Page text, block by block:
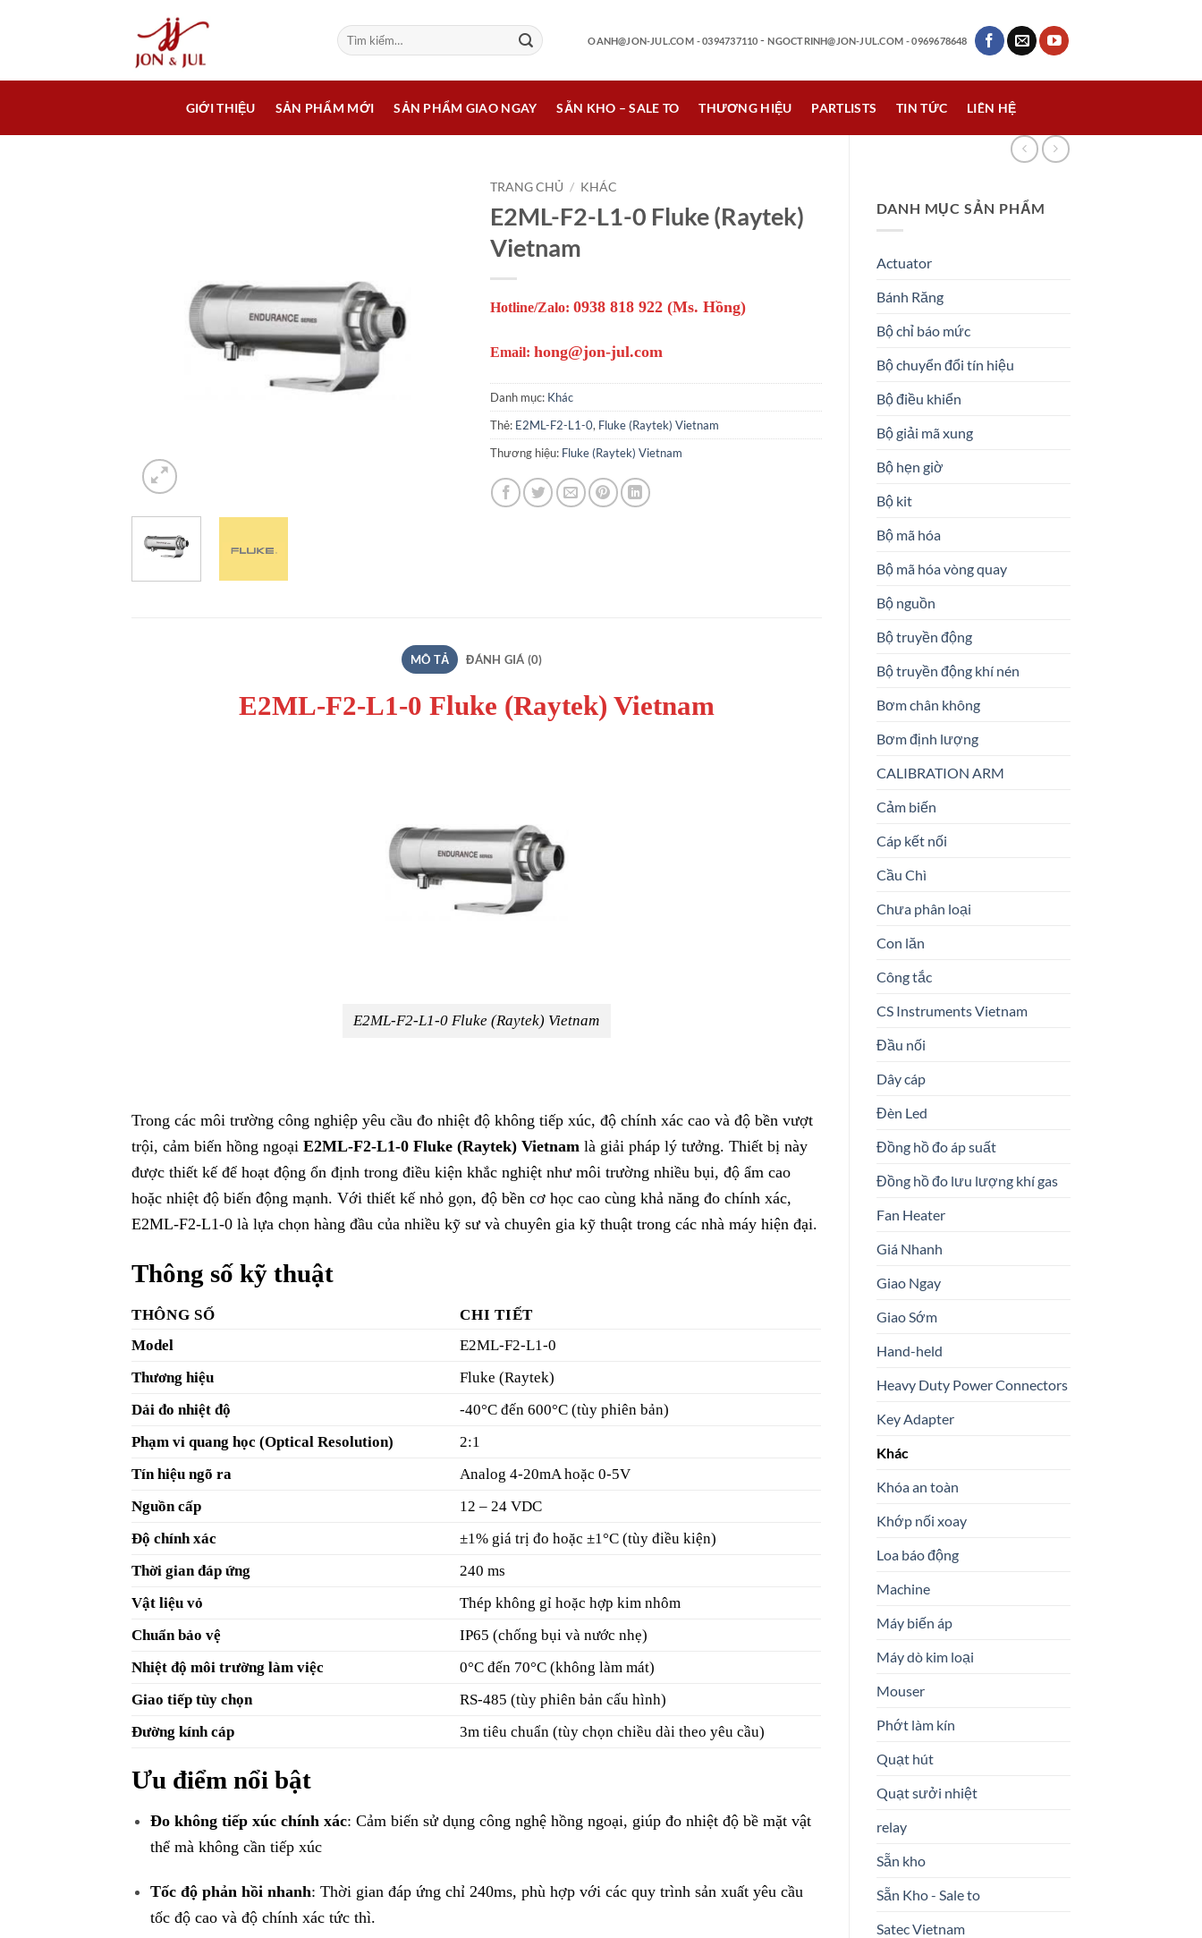
dung
Tìm
kiếm:
OANH@JON-JUL.COM - 0394737110 -NGOCTRINH@JON-JUL.COM - 0969678648
GIỚI THIỆU SẢN PHẨM MỚI SẢN PHẨM GIAO NGAY SẴN KHO – SALE TO THƯƠNG HIỆU PARTLISTS TIN TỨC LIÊN HỆ
DANH MỤC SẢN PHẨM
Actuator
Bánh Răng
Bộ chỉ báo mức
Bộ chuyển đổi tín hiệu
Bộ điều khiển
Bộ giải mã xung
Bộ hẹn giờ
Bộ kit
Bộ mã hóa
Bộ mã hóa vòng quay
Bộ nguồn
Bộ truyền động
Bộ truyền động khí nén
Bơm chân không
Bơm định lượng
CALIBRATION ARM
Cảm biến
Cáp kết nối
Cầu Chì
Chưa phân loại
Con lăn
Công tắc
CS Instruments Vietnam
Đầu nối
Dây cáp
Đèn Led
Đồng hồ đo áp suất
Đồng hồ đo lưu lượng khí gas
Fan Heater
Giá Nhanh
Giao Ngay
Giao Sớm
Hand-held
Heavy Duty Power Connectors
Key Adapter
Khác
Khóa an toàn
Khớp nối xoay
Loa báo động
Machine
Máy biến áp
Máy dò kim loại
Mouser
Phớt làm kín
Quạt hút
Quạt sưởi nhiệt
relay
Sẵn kho
Sẵn Kho - Sale to
Satec Vietnam
TRANG CHỦ / KHÁC
E2ML-F2-L1-0 Fluke (Raytek)
Vietnam
Hotline/Zalo: 0938 818 922 (Ms. Hồng)
Email: hong@jon-jul.com
Danh mục: Khác
Thẻ: E2ML-F2-L1-0, Fluke (Raytek) Vietnam
Thương hiệu: Fluke (Raytek) Vietnam
MÔ TẢ ĐÁNH GIÁ (0)
E2ML-F2-L1-0 Fluke (Raytek) Vietnam
E2ML-F2-L1-0 Fluke (Raytek) Vietnam
Trong các môi trường công nghiệp yêu cầu đo nhiệt độ không tiếp xúc, độ chính xác cao và độ bền vượt
trội, cảm biến hồng ngoại E2ML-F2-L1-0 Fluke (Raytek) Vietnam là giải pháp lý tưởng. Thiết bị này
được thiết kế để hoạt động ổn định trong điều kiện khắc nghiệt như môi trường nhiều bụi, độ ẩm cao
hoặc nhiệt độ biến động mạnh. Với thiết kế nhỏ gọn, độ bền cơ học cao cùng khả năng đo chính xác,
E2ML-F2-L1-0 là lựa chọn hàng đầu của nhiều kỹ sư và chuyên gia kỹ thuật trong các nhà máy hiện đại.
Thông số kỹ thuật
THÔNG SỐ
CHI TIẾT
Model
E2ML-F2-L1-0
Thương hiệu
Fluke (Raytek)
Dải đo nhiệt độ
-40°C đến 600°C (tùy phiên bản)
Phạm vi quang học (Optical Resolution)
2:1
Tín hiệu ngõ ra
Analog 4-20mA hoặc 0-5V
Nguồn cấp
12 – 24 VDC
Độ chính xác
±1% giá trị đo hoặc ±1°C (tùy điều kiện)
Thời gian đáp ứng
240 ms
Vật liệu vỏ
Thép không gỉ hoặc hợp kim nhôm
Chuẩn bảo vệ
IP65 (chống bụi và nước nhẹ)
Nhiệt độ môi trường làm việc
0°C đến 70°C (không làm mát)
Giao tiếp tùy chọn
RS-485 (tùy phiên bản cấu hình)
Đường kính cáp
3m tiêu chuẩn (tùy chọn chiều dài theo yêu cầu)
Ưu điểm nổi bật
Đo không tiếp xúc chính xác: Cảm biến sử dụng công nghệ hồng ngoại, giúp đo nhiệt độ bề mặt vật
thể mà không cần tiếp xúc
Tốc độ phản hồi nhanh: Thời gian đáp ứng chỉ 240ms, phù hợp với các quy trình sản xuất yêu cầu
tốc độ cao và độ chính xác tức thì.